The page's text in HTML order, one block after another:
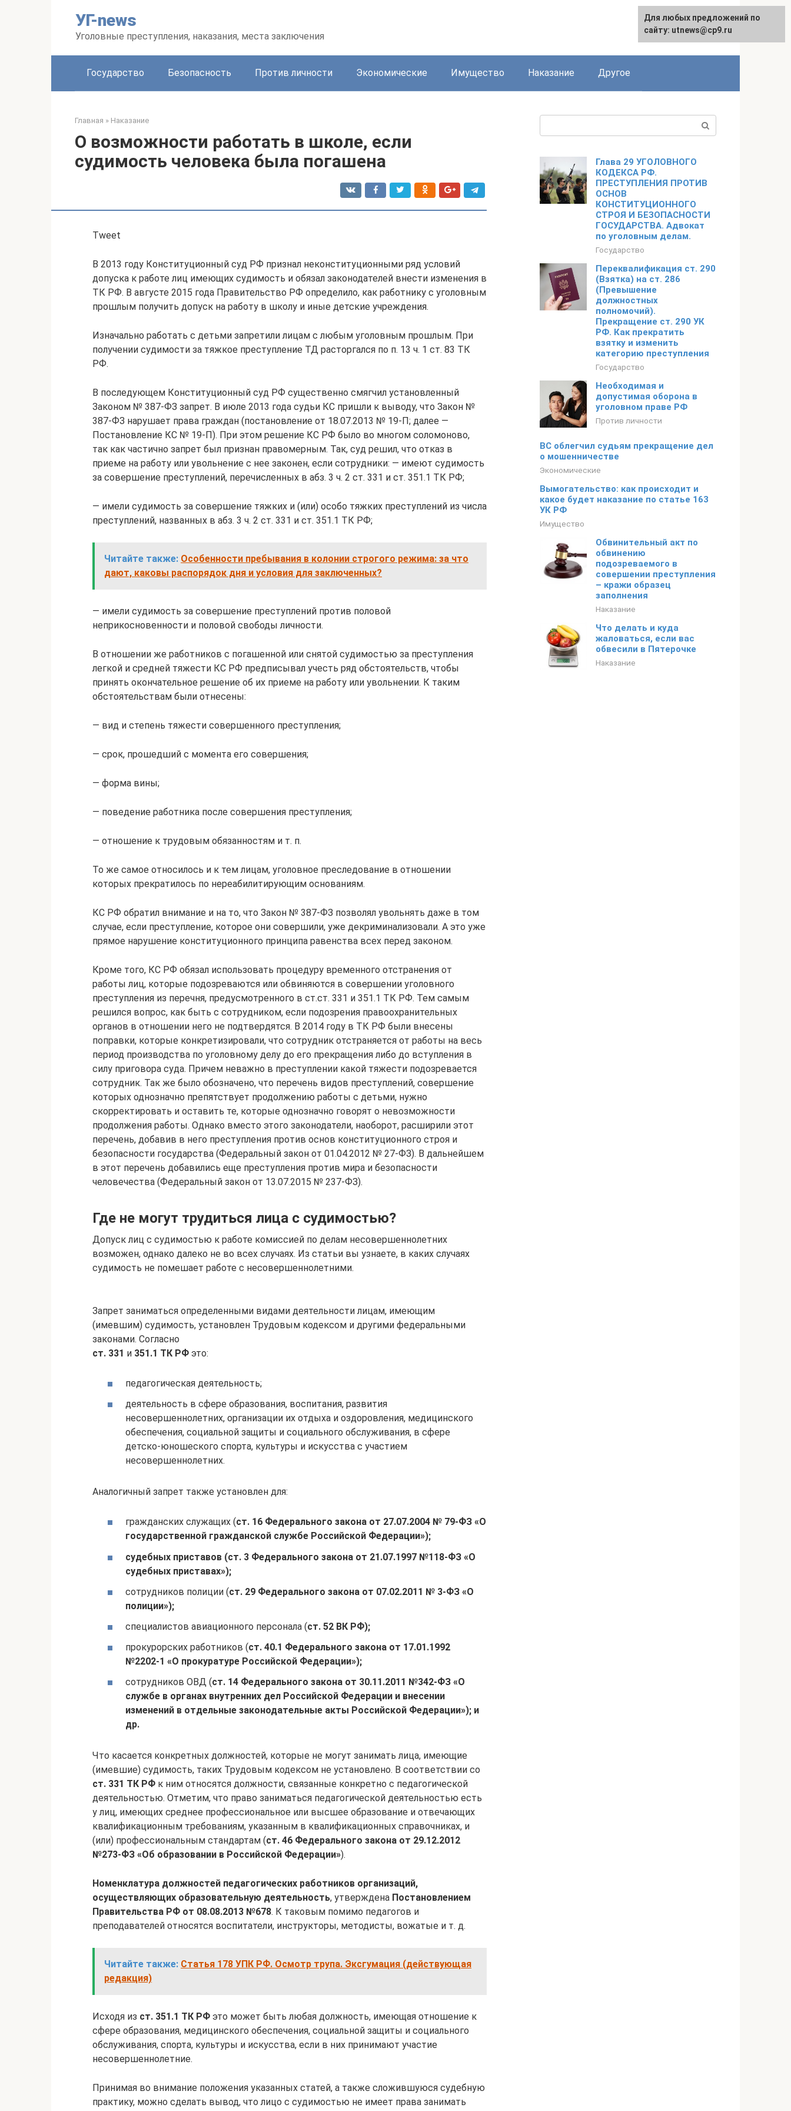
УГ-news
Уголовные преступления, наказания, места заключения
Государство Безопасность Против личности Экономические Имущество Наказание Другое
Главная » Наказание
О возможности работать в школе, если
судимость человека была погашена
Tweet
В 2013 году Конституционный суд РФ признал неконституционными ряд условий
допуска к работе лиц имеющих судимость и обязал законодателей внести изменения в
ТК РФ. В августе 2015 года Правительство РФ определило, как работнику с уголовным
прошлым получить допуск на работу в школу и иные детские учреждения.
Изначально работать с детьми запретили лицам с любым уголовным прошлым. При
получении судимости за тяжкое преступление ТД расторгался по п. 13 ч. 1 ст. 83 ТК
РФ.
В последующем Конституционный суд РФ существенно смягчил установленный
Законом № 387-ФЗ запрет. В июле 2013 года судьи КС пришли к выводу, что Закон №
387-ФЗ нарушает права граждан (постановление от 18.07.2013 № 19-П; далее —
Постановление КС № 19-П). При этом решение КС РФ было во многом соломоново,
так как частично запрет был признан правомерным. Так, суд решил, что отказ в
приеме на работу или увольнение с нее законен, если сотрудники: — имеют судимость
за совершение преступлений, перечисленных в абз. 3 ч. 2 ст. 331 и ст. 351.1 ТК РФ;
— имели судимость за совершение тяжких и (или) особо тяжких преступлений из числа
преступлений, названных в абз. 3 ч. 2 ст. 331 и ст. 351.1 ТК РФ;
Читайте также: Особенности пребывания в колонии строгого режима: за что
дают, каковы распорядок дня и условия для заключенных?
— имели судимость за совершение преступлений против половой
неприкосновенности и половой свободы личности.
В отношении же работников с погашенной или снятой судимостью за преступления
легкой и средней тяжести КС РФ предписывал учесть ряд обстоятельств, чтобы
принять окончательное решение об их приеме на работу или увольнении. К таким
обстоятельствам были отнесены:
— вид и степень тяжести совершенного преступления;
— срок, прошедший с момента его совершения;
— форма вины;
— поведение работника после совершения преступления;
— отношение к трудовым обязанностям и т. п.
То же самое относилось и к тем лицам, уголовное преследование в отношении
которых прекратилось по нереабилитирующим основаниям.
КС РФ обратил внимание и на то, что Закон № 387-ФЗ позволял увольнять даже в том
случае, если преступление, которое они совершили, уже декриминализовали. А это уже
прямое нарушение конституционного принципа равенства всех перед законом.
Кроме того, КС РФ обязал использовать процедуру временного отстранения от
работы лиц, которые подозреваются или обвиняются в совершении уголовного
преступления из перечня, предусмотренного в ст.ст. 331 и 351.1 ТК РФ. Тем самым
решился вопрос, как быть с сотрудником, если подозрения правоохранительных
органов в отношении него не подтвердятся. В 2014 году в ТК РФ были внесены
поправки, которые конкретизировали, что сотрудник отстраняется от работы на весь
период производства по уголовному делу до его прекращения либо до вступления в
силу приговора суда. Причем неважно в преступлении какой тяжести подозревается
сотрудник. Так же было обозначено, что перечень видов преступлений, совершение
которых однозначно препятствует продолжению работы с детьми, нужно
скорректировать и оставить те, которые однозначно говорят о невозможности
продолжения работы. Однако вместо этого законодатели, наоборот, расширили этот
перечень, добавив в него преступления против основ конституционного строя и
безопасности государства (Федеральный закон от 01.04.2012 № 27-ФЗ). В дальнейшем
в этот перечень добавились еще преступления против мира и безопасности
человечества (Федеральный закон от 13.07.2015 № 237-ФЗ).
Где не могут трудиться лица с судимостью?
Допуск лиц с судимостью к работе комиссией по делам несовершеннолетних
возможен, однако далеко не во всех случаях. Из статьи вы узнаете, в каких случаях
судимость не помешает работе с несовершеннолетними.
Запрет заниматься определенными видами деятельности лицам, имеющим
(имевшим) судимость, установлен Трудовым кодексом и другими федеральными
законами. Согласно
ст. 331 и 351.1 ТК РФ это:
педагогическая деятельность;
деятельность в сфере образования, воспитания, развития
несовершеннолетних, организации их отдыха и оздоровления, медицинского
обеспечения, социальной защиты и социального обслуживания, в сфере
детско-юношеского спорта, культуры и искусства с участием
несовершеннолетних.
Аналогичный запрет также установлен для:
гражданских служащих (ст. 16 Федерального закона от 27.07.2004 № 79‑ФЗ «О
государственной гражданской службе Российской Федерации»);
судебных приставов (ст. 3 Федерального закона от 21.07.1997 №118‑ФЗ «О
судебных приставах»);
сотрудников полиции (ст. 29 Федерального закона от 07.02.2011 № 3‑ФЗ «О
полиции»);
специалистов авиационного персонала (ст. 52 ВК РФ);
прокурорских работников (ст. 40.1 Федерального закона от 17.01.1992
№2202‑1 «О прокуратуре Российской Федерации»);
сотрудников ОВД (ст. 14 Федерального закона от 30.11.2011 №342‑ФЗ «О
службе в органах внутренних дел Российской Федерации и внесении
изменений в отдельные законодательные акты Российской Федерации»); и
др.
Что касается конкретных должностей, которые не могут занимать лица, имеющие
(имевшие) судимость, таких Трудовым кодексом не установлено. В соответствии со
ст. 331 ТК РФ к ним относятся должности, связанные конкретно с педагогической
деятельностью. Отметим, что право заниматься педагогической деятельностью есть
у лиц, имеющих среднее профессиональное или высшее образование и отвечающих
квалификационным требованиям, указанным в квалификационных справочниках, и
(или) профессиональным стандартам (ст. 46 Федерального закона от 29.12.2012
№273‑ФЗ «Об образовании в Российской Федерации»).
Номенклатура должностей педагогических работников организаций,
осуществляющих образовательную деятельность, утверждена Постановлением
Правительства РФ от 08.08.2013 №678. К таковым помимо педагогов и
преподавателей относятся воспитатели, инструкторы, методисты, вожатые и т. д.
Читайте также: Статья 178 УПК РФ. Осмотр трупа. Эксгумация (действующая
редакция)
Исходя из ст. 351.1 ТК РФ это может быть любая должность, имеющая отношение к
сфере образования, медицинского обеспечения, социальной защиты и социального
обслуживания, спорта, культуры и искусства, если в них принимают участие
несовершеннолетние.
Принимая во внимание положения указанных статей, а также сложившуюся судебную
практику, можно сделать вывод, что лицо с судимостью не имеет права занимать
Глава 29 УГОЛОВНОГО
КОДЕКСА РФ.
ПРЕСТУПЛЕНИЯ ПРОТИВ
ОСНОВ
КОНСТИТУЦИОННОГО
СТРОЯ И БЕЗОПАСНОСТИ
ГОСУДАРСТВА. Адвокат
по уголовным делам.
Государство
Переквалификация ст. 290
(Взятка) на ст. 286
(Превышение
должностных
полномочий).
Прекращение ст. 290 УК
РФ. Как прекратить
взятку и изменить
категорию преступления
Государство
Необходимая и
допустимая оборона в
уголовном праве РФ
Против личности
ВС облегчил судьям прекращение дел
о мошенничестве
Экономические
Вымогательство: как происходит и
какое будет наказание по статье 163
УК РФ
Имущество
Обвинительный акт по
обвинению
подозреваемого в
совершении преступления
– кражи образец
заполнения
Наказание
Что делать и куда
жаловаться, если вас
обвесили в Пятерочке
Наказание
Для любых предложений по
сайту: utnews@cp9.ru